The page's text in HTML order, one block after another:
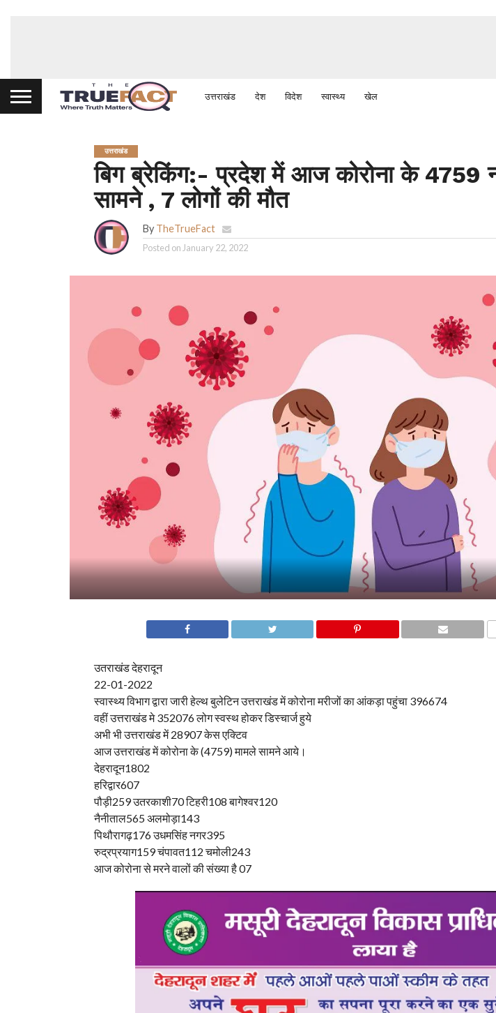
उत्तराखंड देश विदेश स्वास्थ्य खेल
उत्तराखंड
बिग ब्रेकिंग:- प्रदेश में आज कोरोना के 4759
सामने , 7 लोगों की मौत
By TheTrueFact
Posted on January 22, 2022
उतराखंड देहरादून
22-01-2022
स्वास्थ्य विभाग द्वारा जारी हेल्थ बुलेटिन उत्तराखंड में कोरोना मरीजों का आंकड़ा पहुंचा 396674
वहीं उत्तराखंड मे 352076 लोग स्वस्थ होकर डिस्चार्ज हुये
अभी भी उत्तराखंड में 28907 केस एक्टिव
आज उत्तराखंड में कोरोना के (4759) मामले सामने आये।
देहरादून1802
हरिद्वार607
पौड़ी259 उतरकाशी70 टिहरी108 बागेश्वर120
नैनीताल565 अलमोड़ा143
पिथौरागढ़176 उधमसिंह नगर395
रुद्रप्रयाग159 चंपावत112 चमोली243
आज कोरोना से मरने वालों की संख्या है 07